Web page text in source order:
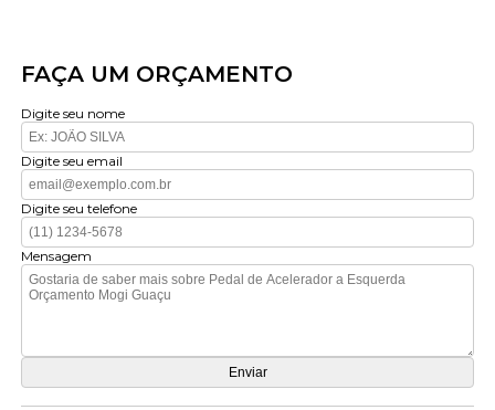
FAÇA UM ORÇAMENTO
Digite seu nome
Digite seu email
Digite seu telefone
Mensagem